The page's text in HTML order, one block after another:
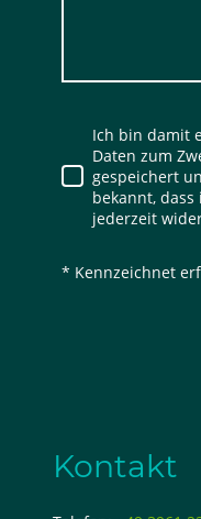
Ich bin damit
Daten zum
gespeichert
bekannt,
jederzeit
* Kennzeichnet
Kontakt